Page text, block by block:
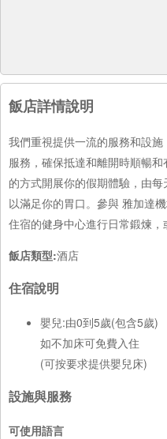
飯店詳情說明
我們重視提供一流的服務和設
服務，確保抵達和離開時順暢
的方式開展你的假期體驗，由
以滿足你的胃口。參與 雅加達
住宿的健身中心進行日常鍛煉，
飯店類型:酒店
住宿說明
嬰兒:由0到5歲(包含5歲)
如不加床可免費入住
(可按要求提供嬰兒床)
設施與服務
可使用語言